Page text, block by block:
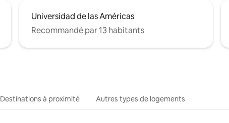
Universidad de las Américas
Recommandé par 13 habitants
Destinations à proximité Autres types de logements